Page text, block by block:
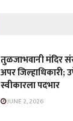
तुळजाभवानी मंदिर
अपर जिल्हाधिकारी;
स्वीकारला पदभार
JUNE 2, 2026